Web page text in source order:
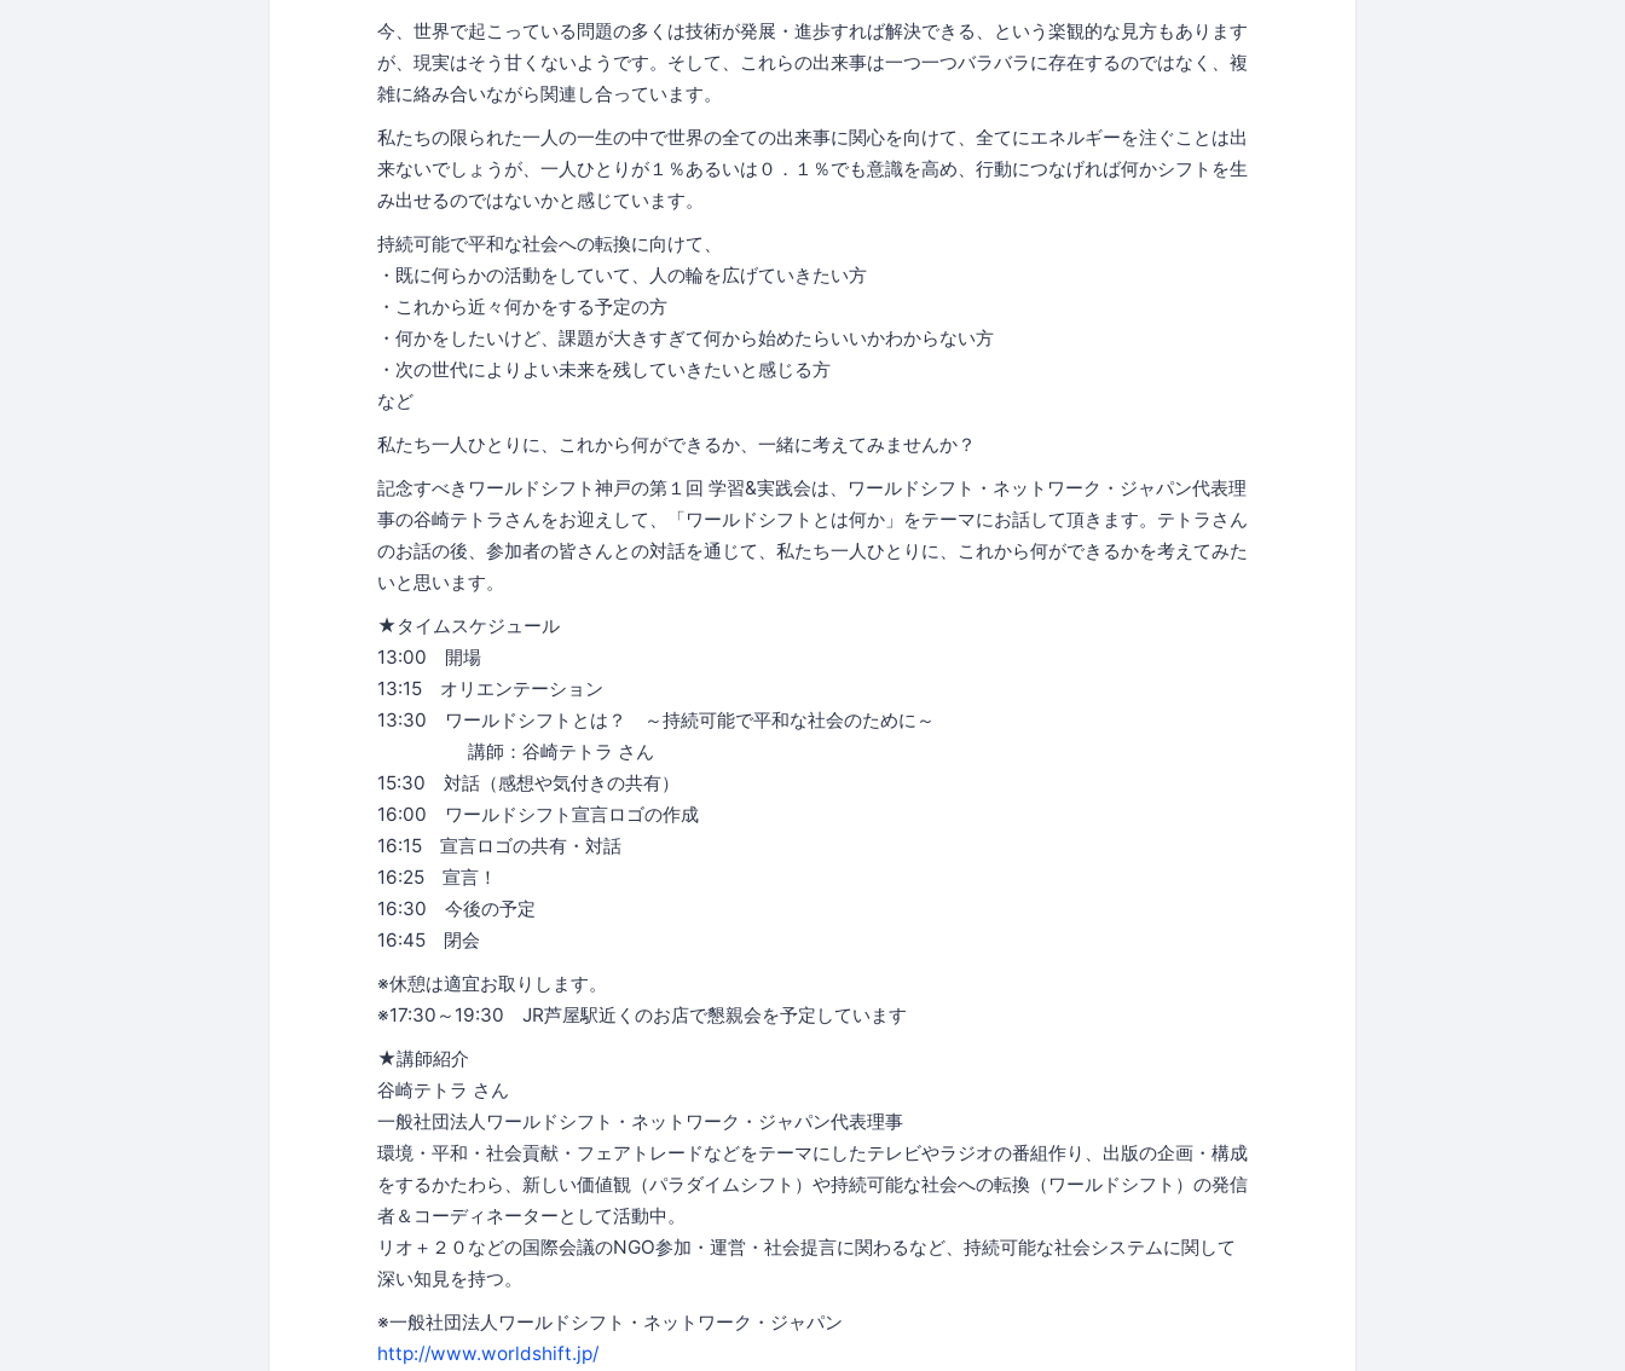
今、世界で起こっている問題の多くは技術が発展・進歩すれば解決できる、という楽観的な見方もあります
が、現実はそう甘くないようです。そして、これらの出来事は一つ一つバラバラに存在するのではなく、複
雑に絡み合いながら関連し合っています。
私たちの限られた一人の一生の中で世界の全ての出来事に関心を向けて、全てにエネルギーを注ぐことは出
来ないでしょうが、一人ひとりが１％あるいは０．１％でも意識を高め、行動につなげれば何かシフトを生
み出せるのではないかと感じています。
持続可能で平和な社会への転換に向けて、
・既に何らかの活動をしていて、人の輪を広げていきたい方
・これから近々何かをする予定の方
・何かをしたいけど、課題が大きすぎて何から始めたらいいかわからない方
・次の世代によりよい未来を残していきたいと感じる方
など
私たち一人ひとりに、これから何ができるか、一緒に考えてみませんか？
記念すべきワールドシフト神戸の第１回 学習&実践会は、ワールドシフト・ネットワーク・ジャパン代表理
事の谷崎テトラさんをお迎えして、「ワールドシフトとは何か」をテーマにお話して頂きます。テトラさん
のお話の後、参加者の皆さんとの対話を通じて、私たち一人ひとりに、これから何ができるかを考えてみた
いと思います。
★タイムスケジュール
13:00 開場
13:15 オリエンテーション
13:30 ワールドシフトとは？ ～持続可能で平和な社会のために～
講師：谷崎テトラ さん
15:30 対話（感想や気付きの共有）
16:00 ワールドシフト宣言ロゴの作成
16:15 宣言ロゴの共有・対話
16:25 宣言！
16:30 今後の予定
16:45 閉会
※休憩は適宜お取りします。
※17:30～19:30 JR芦屋駅近くのお店で懇親会を予定しています
★講師紹介
谷崎テトラ さん
一般社団法人ワールドシフト・ネットワーク・ジャパン代表理事
環境・平和・社会貢献・フェアトレードなどをテーマにしたテレビやラジオの番組作り、出版の企画・構成
をするかたわら、新しい価値観（パラダイムシフト）や持続可能な社会への転換（ワールドシフト）の発信
者＆コーディネーターとして活動中。
リオ＋２０などの国際会議のNGO参加・運営・社会提言に関わるなど、持続可能な社会システムに関して
深い知見を持つ。
※一般社団法人ワールドシフト・ネットワーク・ジャパン
http://www.worldshift.jp/